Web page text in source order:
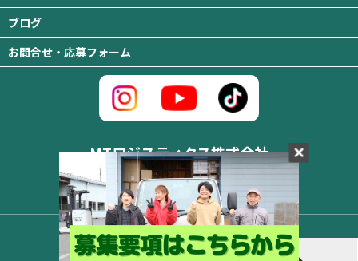
ブログ
お問合せ・応募フォーム
MTロジスティクス株式会社
〒310-0845 茨城県水戸市吉沢町333番地の2
TEL ：029-350-3119
© 2024 MTロジスティクス Inc.
お問い合わせ